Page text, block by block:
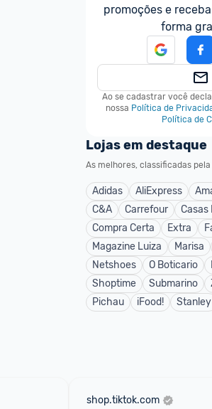
promoções e
forma
Ao se cadastrar você
nossa Política de
Política de
Lojas em destaque
As melhores, classificadas
Adidas AliExpress
C&A
Carrefour Casas
Compra Certa
Extra
Magazine Luiza
Marisa
Netshoes
O Boticario
Shoptime
Submarino
Pichau
iFood! Stanley
shop.tiktok.com